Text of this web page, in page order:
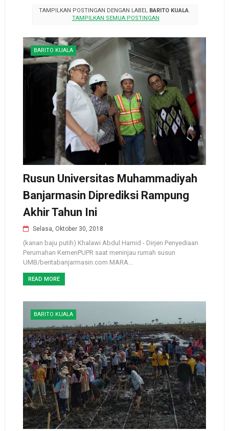
TAMPILKAN POSTINGAN DENGAN LABEL BARITO KUALA.
TAMPILKAN SEMUA POSTINGAN
BARITO KUALA
Rusun Universitas Muhammadiyah
Banjarmasin Diprediksi Rampung
Akhir Tahun Ini
Selasa, Oktober 30, 2018
(kanan baju putih) Khalawi Abdul Hamid - Dirjen Penyediaan
Perumahan KemenPUPR saat meninjau rumah susun
UMB/beritabanjarmasin.com MARA...
READ MORE
BARITO KUALA